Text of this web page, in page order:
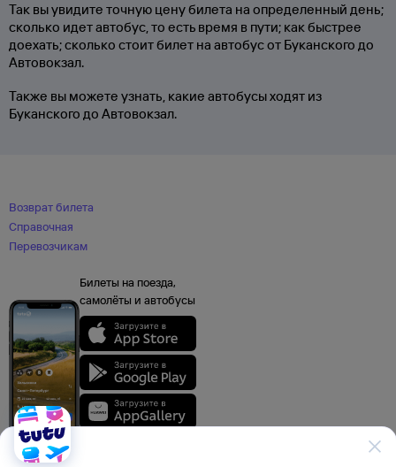
Так вы увидите точную цену билета на определенный день;
сколько идет автобус, то есть время в пути; как быстрее
доехать; сколько стоит билет на автобус от Буканского до
Автовокзал.
Также вы можете узнать, какие автобусы ходят из
Буканского до Автовокзал.
Возврат билета
Справочная
Перевозчикам
Билеты на поезда,
самолёты и автобусы